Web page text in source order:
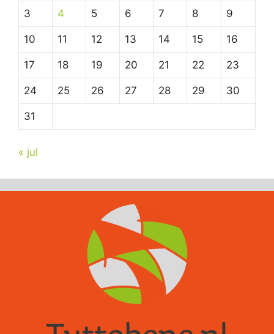
3 4 5 6 7 8 9
10 11 12 13 14 15 16
17 18 19 20 21 22 23
24 25 26 27 28 29 30
31
« jul